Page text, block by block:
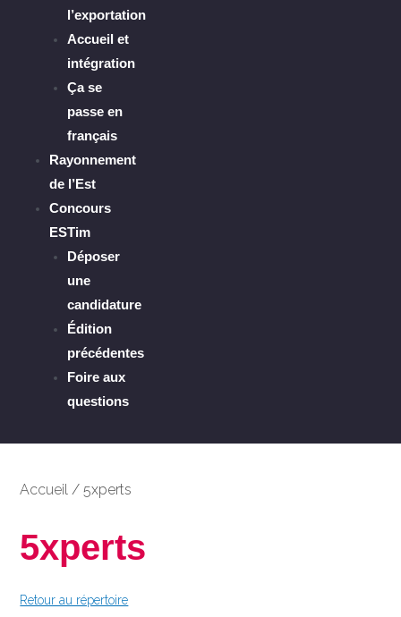
l’exportation
Accueil et
intégration
Ça se
passe en
français
Rayonnement
de l’Est
Concours
ESTim
Déposer
une
candidature
Édition
précédentes
Foire aux
questions
Accueil /5xperts
5xperts
Retour au répertoire